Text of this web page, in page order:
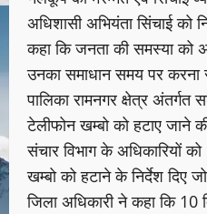
अधिशासी अभियंता सिंचाई को
कहा कि जनता की समस्या को
उनका समाधान समय पर करना
पालिका रामनगर क्षेत्र
टेलीफोन खम्बो को हटाए जाने
संचार विभाग के अधिकारियों
खम्बो को हटाने के निर्देश
जिला अधिकारी ने कहा कि